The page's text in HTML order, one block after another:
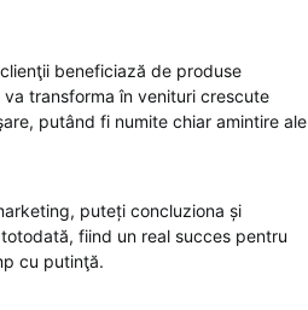
beneficiază de produse
transforma în venituri crescute
putând fi numite chiar amintire ale
puteți concluziona și
fiind un real succes pentru
cu putinţă.